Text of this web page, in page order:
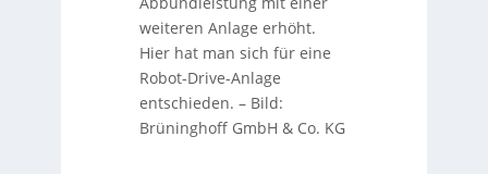
weiteren Anlage erhöht.
Hier hat man sich für eine
Robot-Drive-Anlage
entschieden. – Bild:
Brüninghoff GmbH & Co. KG